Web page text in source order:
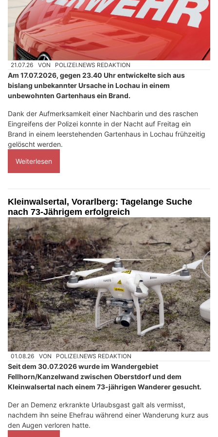
21.07.26 VON POLIZEI.NEWS REDAKTION
Am 17.07.2026, gegen 23.40 Uhr entwickelte sich aus
bislang unbekannter Ursache in Lochau in einem
unbewohnten Gartenhaus ein Brand.
Dank der Aufmerksamkeit einer Nachbarin und des raschen
Eingreifens der Polizei konnte in der Nacht auf Freitag ein
Brand in einem leerstehenden Gartenhaus in Lochau frühzeitig
gelöscht werden.
Weiterlesen
Kleinwalsertal, Vorarlberg: Tagelange Suche
nach 73-Jährigem erfolgreich
01.08.26 VON POLIZEI.NEWS REDAKTION
Seit dem 30.07.2026 wurde im Wandergebiet
Fellhorn/Kanzelwand zwischen Oberstdorf und dem
Kleinwalsertal nach einem 73-jährigen Wanderer gesucht.
Der an Demenz erkrankte Urlaubsgast galt als vermisst,
nachdem ihn seine Ehefrau während einer Wanderung kurz aus
den Augen verloren hatte.